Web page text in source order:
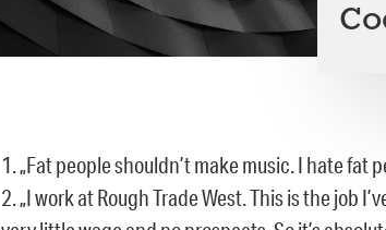
1. „Fat people shouldn’t make music. I hate fat
2. „I work at Rough Trade West. This is the job